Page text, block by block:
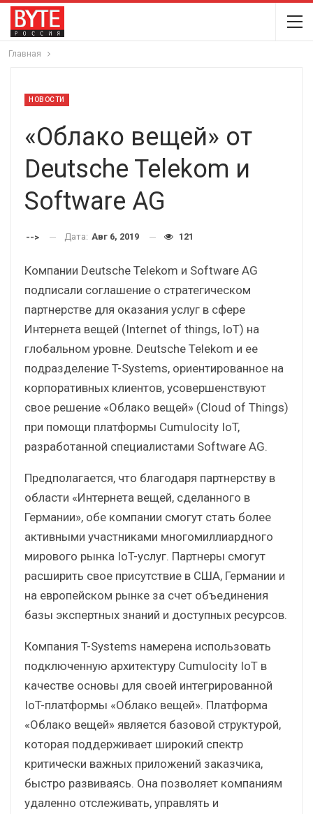
Главная
НОВОСТИ
«Облако вещей» от
Deutsche Telekom и
Software AG
--> Дата: Авг 6, 2019 121
Компании Deutsche Telekom и Software AG
подписали соглашение о стратегическом
партнерстве для оказания услуг в сфере
Интернета вещей (Internet of things, IoT) на
глобальном уровне. Deutsche Telekom и ее
подразделение T-Systems, ориентированное на
корпоративных клиентов, усовершенствуют
свое решение «Облако вещей» (Cloud of Things)
при помощи платформы Cumulocity IoT,
разработанной специалистами Software AG.
Предполагается, что благодаря партнерству в
области «Интернета вещей, сделанного в
Германии», обе компании смогут стать более
активными участниками многомиллиардного
мирового рынка IoT-услуг. Партнеры смогут
расширить свое присутствие в США, Германии и
на европейском рынке за счет объединения
базы экспертных знаний и доступных ресурсов.
Компания T-Systems намерена использовать
подключенную архитектуру Cumulocity IoT в
качестве основы для своей интегрированной
IoT-платформы «Облако вещей». Платформа
«Облако вещей» является базовой структурой,
которая поддерживает широкий спектр
критически важных приложений заказчика,
быстро развиваясь. Она позволяет компаниям
удаленно отслеживать, управлять и